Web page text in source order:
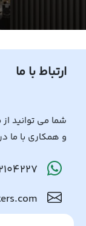
ارتباط با ما
شما می توانید
و همکاری با ما